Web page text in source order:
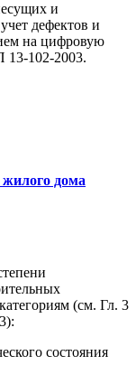
и
дефектов и
на цифровую
13-102-2003.
жилого дома
(см. Гл. 3
состояния